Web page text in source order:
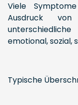
Viele
Ausdruck
emotional, sozial,
Typische